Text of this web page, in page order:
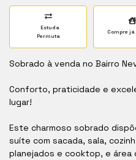
Estuda
Permuta
Compre
Sobrado à venda no Bairro
Conforto, praticidade e
lugar!
Este charmoso sobrado
suíte com sacada, sala,
planejados e cooktop, e área